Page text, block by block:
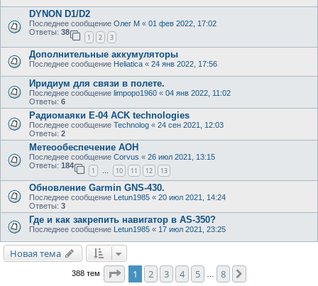
DYNON D1/D2
Последнее сообщение Олег М « 01 фев 2022, 17:02
Ответы: 38
1 2 3
Дополнительные аккумуляторы
Последнее сообщение Heliatica « 24 янв 2022, 17:56
Иридиум для связи в полете.
Последнее сообщение limpopo1960 « 04 янв 2022, 11:02
Ответы: 6
Радиомаяки E-04 ACK technologies
Последнее сообщение Technolog « 24 сен 2021, 12:03
Ответы: 2
Метеообеспечение АОН
Последнее сообщение Corvus « 26 июл 2021, 13:15
Ответы: 184
1 … 10 11 12 13
Обновление Garmin GNS-430.
Последнее сообщение Letun1985 « 20 июл 2021, 14:24
Ответы: 3
Где и как закрепить навигатор в AS-350?
Последнее сообщение Letun1985 « 17 июл 2021, 23:25
Новая тема
388 тем Страница1 из
1 2 3 4 5 8